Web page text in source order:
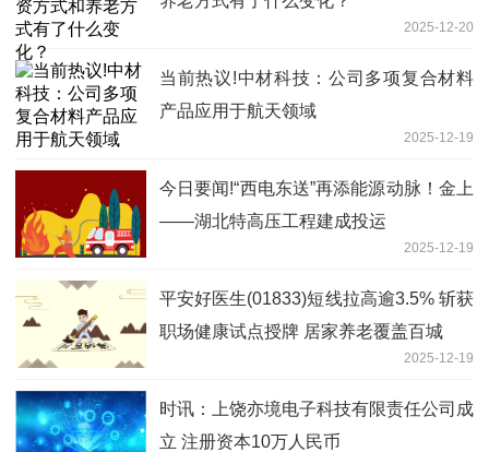
2025-12-20
当前热议!中材科技：公司多项复合材料
产品应用于航天领域
2025-12-19
今日要闻!“西电东送”再添能源动脉！金上
——湖北特高压工程建成投运
2025-12-19
平安好医生(01833)短线拉高逾3.5% 斩获
职场健康试点授牌 居家养老覆盖百城
2025-12-19
时讯：上饶亦境电子科技有限责任公司成
立 注册资本10万人民币